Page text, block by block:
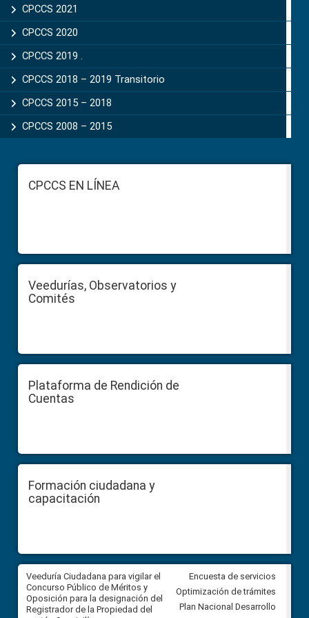
CPCCS 2021
CPCCS 2020
CPCCS 2019 .
CPCCS 2018 – 2019 Transitorio
CPCCS 2015 – 2018
CPCCS 2008 – 2015
FooterCPCCS EN LÍNEA
Veedurías, Observatorios y
Comités
Plataforma de Rendición de
Cuentas
Formación ciudadana y
capacitación
Veeduría Ciudadana para vigilar el
Concurso Público de Méritos y
Oposición para la designación del
Registrador de la Propiedad del
Veeduría Ciudadana para
construcción del asfaltado de
Ballenita del cantón Santa
Encuesta de servicios
Optimización de trámites
Plan Nacional Desarrollo